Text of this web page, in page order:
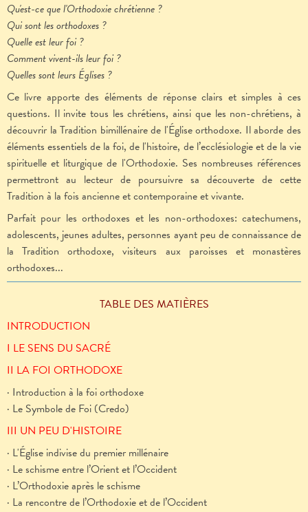
Qu'est-ce que l'Orthodoxie chrétienne ?
Qui sont les orthodoxes ?
Quelle est leur foi ?
Comment vivent-ils leur foi ?
Quelles sont leurs Églises ?
Ce livre apporte des éléments de réponse clairs et simples à ces
questions. Il invite tous les chrétiens, ainsi que les non-chrétiens, à
découvrir la Tradition bimillénaire de l'Église orthodoxe. Il aborde des
éléments essentiels de la foi, de l'histoire, de l’ecclésiologie et de la vie
spirituelle et liturgique de l'Orthodoxie. Ses nombreuses références
permettront au lecteur de poursuivre sa découverte de cette
Tradition à la fois ancienne et contemporaine et vivante.
Parfait pour les orthodoxes et les non-orthodoxes: catechumens,
adolescents, jeunes adultes, personnes ayant peu de connaissance de
la Tradition orthodoxe, visiteurs aux paroisses et monastères
orthodoxes...
TABLE DES MATIÈRES
INTRODUCTION
I LE SENS DU SACRÉ
II LA FOI ORTHODOXE
· Introduction à la foi orthodoxe
· Le Symbole de Foi (Credo)
III UN PEU D'HISTOIRE
· L'Église indivise du premier millénaire
· Le schisme entre l’Orient et l’Occident
· L’Orthodoxie après le schisme
· La rencontre de l’Orthodoxie et de l’Occident